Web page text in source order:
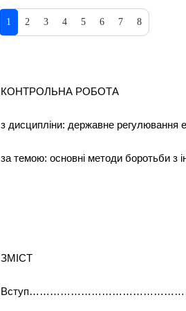
1 2 3 4 5 6 7 8
КОНТРОЛЬНА РОБОТА
з дисципліни: державне регулювання
за темою: основні методи боротьби з
ЗМІСТ